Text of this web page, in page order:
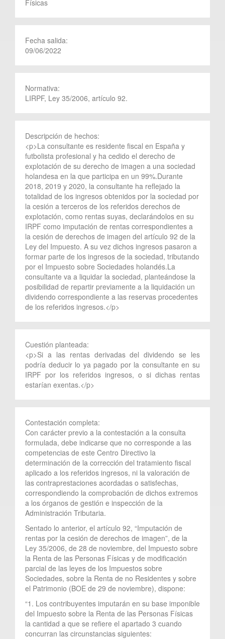
Físicas
Fecha salida:
09/06/2022
Normativa:
LIRPF, Ley 35/2006, artículo 92.
Descripción de hechos:
<p>La consultante es residente fiscal en España y
futbolista profesional y ha cedido el derecho de
explotación de su derecho de imagen a una sociedad
holandesa en la que participa en un 99%.Durante
2018, 2019 y 2020, la consultante ha reflejado la
totalidad de los ingresos obtenidos por la sociedad por
la cesión a terceros de los referidos derechos de
explotación, como rentas suyas, declarándolos en su
IRPF como imputación de rentas correspondientes a
la cesión de derechos de imagen del artículo 92 de la
Ley del Impuesto. A su vez dichos ingresos pasaron a
formar parte de los ingresos de la sociedad, tributando
por el Impuesto sobre Sociedades holandés.La
consultante va a liquidar la sociedad, planteándose la
posibilidad de repartir previamente a la liquidación un
dividendo correspondiente a las reservas procedentes
de los referidos ingresos.</p>
Cuestión planteada:
<p>Si a las rentas derivadas del dividendo se les
podría deducir lo ya pagado por la consultante en su
IRPF por los referidos ingresos, o si dichas rentas
estarían exentas.</p>
Contestación completa:
Con carácter previo a la contestación a la consulta
formulada, debe indicarse que no corresponde a las
competencias de este Centro Directivo la
determinación de la corrección del tratamiento fiscal
aplicado a los referidos ingresos, ni la valoración de
las contraprestaciones acordadas o satisfechas,
correspondiendo la comprobación de dichos extremos
a los órganos de gestión e inspección de la
Administración Tributaria.
Sentado lo anterior, el artículo 92, “Imputación de
rentas por la cesión de derechos de imagen”, de la
Ley 35/2006, de 28 de noviembre, del Impuesto sobre
la Renta de las Personas Físicas y de modificación
parcial de las leyes de los Impuestos sobre
Sociedades, sobre la Renta de no Residentes y sobre
el Patrimonio (BOE de 29 de noviembre), dispone:
“1. Los contribuyentes imputarán en su base imponible
del Impuesto sobre la Renta de las Personas Físicas
la cantidad a que se refiere el apartado 3 cuando
concurran las circunstancias siguientes: